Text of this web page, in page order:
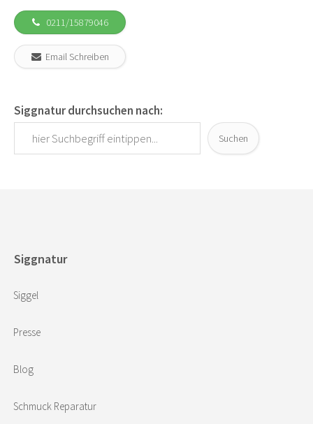
0211/15879046
Email Schreiben
Siggnatur durchsuchen nach:
Suchen
Siggnatur
Siggel
Presse
Blog
Schmuck Reparatur